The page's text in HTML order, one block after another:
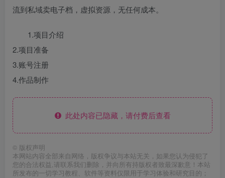
流到私域卖电子档，虚拟资源，无任何成本。
1.项目介绍
2.项目准备
3.账号注册
4.作品制作
此处内容已隐藏，请付费后查看
© 版权声明
本网站内容全部来自网络，版权争议与本站无关，如果您认为侵犯了
您的合法权益,请联系我们删除，并向所有持版权者致最深歉意！本站
所发布的一切学习教程、软件等资料仅限用于学习体验和研究目的；